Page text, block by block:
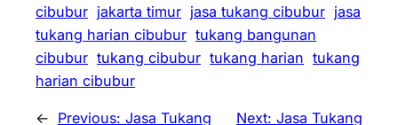
cibubur jakarta timur jasa tukang cibubur jasa
tukang harian cibubur tukang bangunan
cibubur tukang cibubur tukang harian tukang
harian cibubur
← Previous: Jasa Tukang
Next: Jasa Tukang